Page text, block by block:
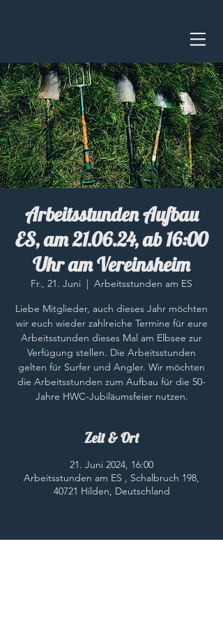
Arbeitsstunden Aufbau
ES, am 21.06.24, ab 16:00
Uhr am Vereinsheim
Fr., 21. Juni
  |
Arbeitsstunden am ES
Liebe Mitglieder, auch dieses Jahr möchten
wir euch wieder zahlreiche Termine für eure
Arbeitsstunden dieses Mal am Elbsee zur
Verfügung stellen. Die Arbeitsstunden
gelten für Surfer und Angler. Wir möchten
die Arbeitsstunden zum Aufbau für die 50-
Jahre HWC-Jubiläumsfeier nutzen.
Zeit & Ort
21. Juni 2024, 16:00
Arbeitsstunden am ES , Schalbruch 198,
40721 Hilden, Deutschland